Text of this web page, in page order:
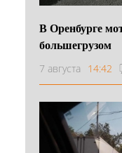
В Оренбурге
большегрузом
7 августа 14:42